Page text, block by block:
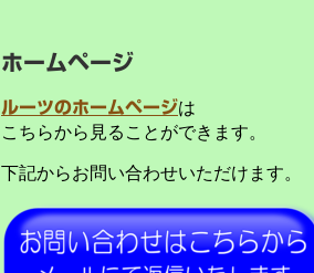
ホームページ
ルーツのホームページは
こちらから見ることができます。
下記からお問い合わせいただけます。